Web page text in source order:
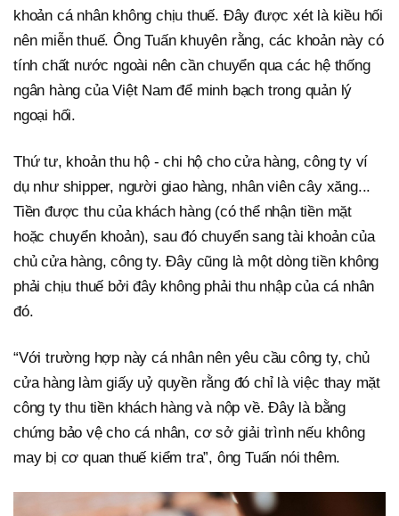
khoản cá nhân không chịu thuế. Đây được xét là kiều hối
nên miễn thuế. Ông Tuấn khuyên rằng, các khoản này có
tính chất nước ngoài nên cần chuyển qua các hệ thống
ngân hàng của Việt Nam để minh bạch trong quản lý
ngoại hối.
Thứ tư, khoản thu hộ - chi hộ cho cửa hàng, công ty ví
dụ như shipper, người giao hàng, nhân viên cây xăng...
Tiền được thu của khách hàng (có thể nhận tiền mặt
hoặc chuyển khoản), sau đó chuyển sang tài khoản của
chủ cửa hàng, công ty. Đây cũng là một dòng tiền không
phải chịu thuế bởi đây không phải thu nhập của cá nhân
đó.
“Với trường hợp này cá nhân nên yêu cầu công ty, chủ
cửa hàng làm giấy uỷ quyền rằng đó chỉ là việc thay mặt
công ty thu tiền khách hàng và nộp về. Đây là bằng
chứng bảo vệ cho cá nhân, cơ sở giải trình nếu không
may bị cơ quan thuế kiểm tra”, ông Tuấn nói thêm.